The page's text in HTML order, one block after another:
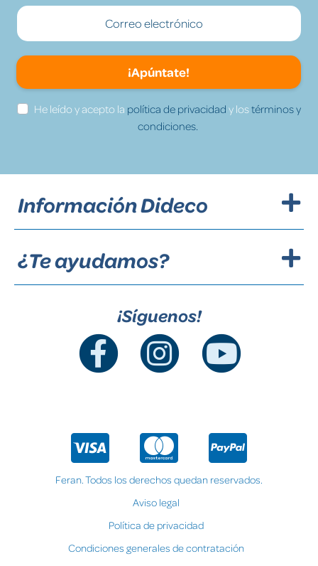
¡Apúntate!
He leído y acepto la política de privacidad y lostérminos y
condiciones.
Información Dideco
¿Te ayudamos?
¡Síguenos!
Feran. Todos los derechos quedan reservados.
Aviso legal
Política de privacidad
Condiciones generales de contratación